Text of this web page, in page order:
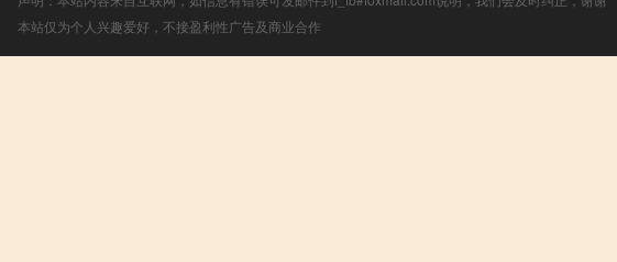
本站仅为个人兴趣爱好，不接盈利性广告及商业合作